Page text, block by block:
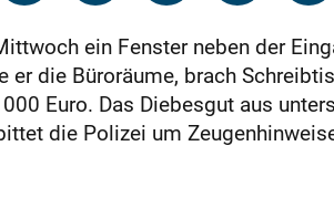
ein Fenster neben der
die Büroräume, brach
Euro. Das Diebesgut aus
die Polizei um